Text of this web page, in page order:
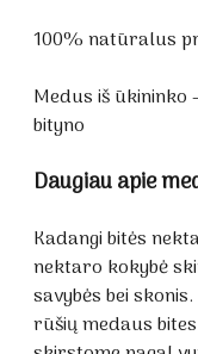
100% natūralus
Medus iš ūkininko
bityno
Daugiau apie
Kadangi bitės
nektaro kokybė
savybės bei
rūšių medaus